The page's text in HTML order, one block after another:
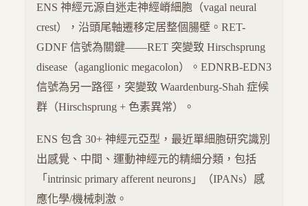
ENS 神經元源自迷走神經嵴細胞（vagal neural
crest），沿頭尾軸遷移定居整個腸壁。RET-
GDNF 信號為關鍵——RET 突變致 Hirschsprung
disease（aganglionic megacolon）。EDNRB-EDN3
信號為另一路徑，突變致 Waardenburg-Shah 症候
群（Hirschsprung + 色素異常）。
ENS 包含 30+ 神經元亞型，最近單細胞研究識別
出感覺、中間、運動神經元的精細分類，包括
「intrinsic primary afferent neurons」（IPANs）感
應化學/機械刺激。